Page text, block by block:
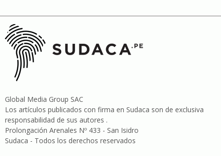
Global Media Group SAC
Los artículos publicados con firma en Sudaca son de exclusiva
responsabilidad de sus autores .
Prolongación Arenales Nº 433 - San Isidro
Sudaca - Todos los derechos reservados